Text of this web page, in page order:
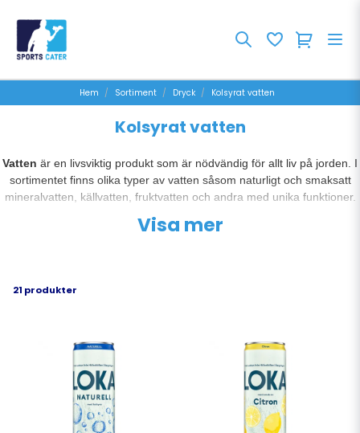
Hem Sortiment Dryck Kolsyrat vatten
Kolsyrat vatten
Vatten är en livsviktig produkt som är nödvändig för allt liv på jorden. I
sortimentet finns olika typer av vatten såsom naturligt och smaksatt
mineralvatten, källvatten, fruktvatten och andra med unika funktioner.
produkt att ha tillgänglig för caféer, restauranger, hotell och andra
Visa mer
21 produkter